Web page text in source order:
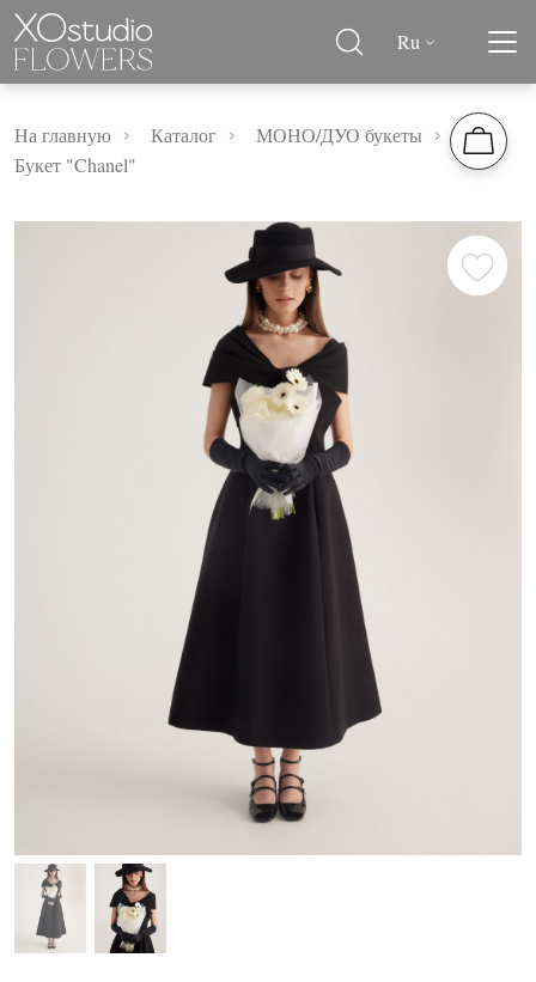
Ru
На главную Каталог
МОНО/ДУО букеты
Букет "Chanel"